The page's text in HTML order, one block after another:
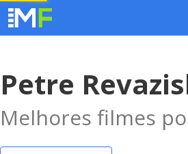
Petre
Melhores filmes